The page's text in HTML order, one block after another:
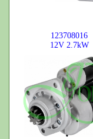
123708016
12V 2.7kW